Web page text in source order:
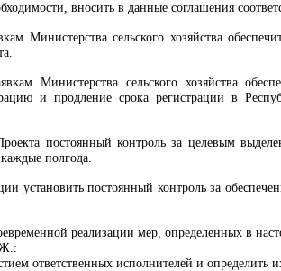
вносить в данные соглашения
Министерства сельского хозяйства
Министерства сельского хозяйства
и продление срока регистрации в
постоянный контроль за целевым
полгода.
установить постоянный контроль за
реализации мер, определенных в
Ж.:
ответственных исполнителей и определить